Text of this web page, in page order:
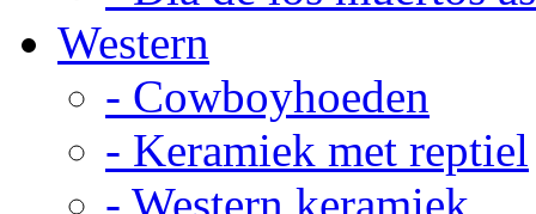
Western
- Cowboyhoeden
- Keramiek met reptiel
- Western keramiek